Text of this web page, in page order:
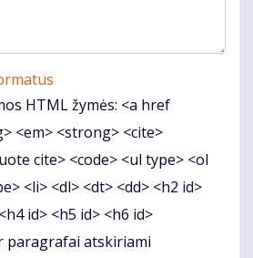
HTML žymės: <a href
<em> <strong> <cite>
cite> <code> <ul type> <ol
<li> <dl> <dt> <dd> <h2 id>
id> <h5 id> <h6 id>
paragrafai atskiriami